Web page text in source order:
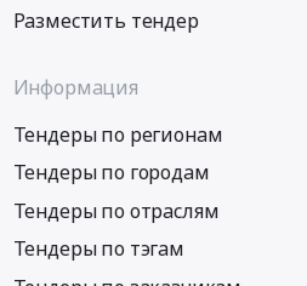
Разместить тендер
Информация
Тендеры по регионам
Тендеры по городам
Тендеры по отраслям
Тендеры по тэгам